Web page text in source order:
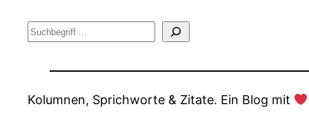
Suche
Kolumnen, Sprichworte & Zitate. Ein Blog mit